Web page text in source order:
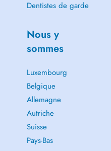
Dentistes de garde
Nous y
sommes
Luxembourg
Belgique
Allemagne
Autriche
Suisse
Pays-Bas